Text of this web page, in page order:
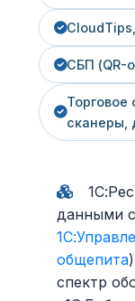
СБП (QR-
Торговое
сканеры,
данными
общепита
спектр